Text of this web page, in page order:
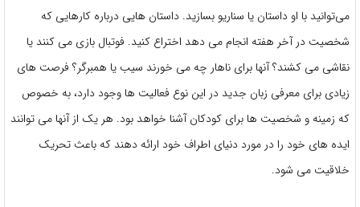
می‌توانید با او داستان یا سناریو بسازید. داستان هایی درباره کارهایی که
شخصیت در آخر هفته انجام می دهد اختراع کنید. فوتبال بازی می کنند یا
نقاشی می کشند؟ آنها برای ناهار چه می خورند سیب یا همبرگر؟ فرصت های
زیادی برای معرفی زبان جدید در این نوع فعالیت ها وجود دارد، به خصوص
که زمینه و شخصیت ها برای کودکان آشنا خواهد بود. هر یک از آنها می توانند
ایده های خود را در مورد دنیای اطراف خود ارائه دهند که باعث تحریک
خلاقیت می شود.